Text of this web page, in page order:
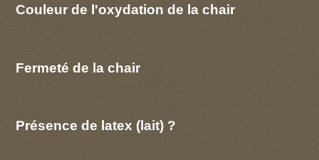
Couleur de l'oxydation de la chair
Fermeté de la chair
Présence de latex (lait) ?